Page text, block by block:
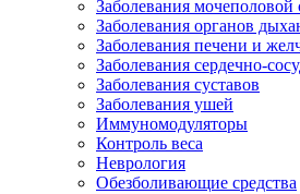
Заболевания мочеполовой
Заболевания органов
Заболевания печени и
Заболевания сердечно-
Заболевания суставов
Заболевания ушей
Иммуномодуляторы
Контроль веса
Неврология
Обезболивающие средства